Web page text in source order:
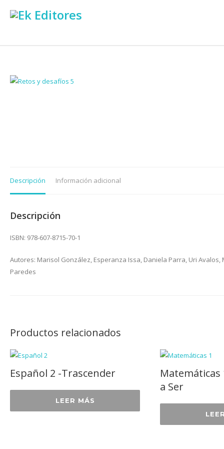
Descripción Información adicional
Descripción
ISBN: 978-607-8715-70-1
Autores: Marisol González, Esperanza Issa, Daniela Parra, Uri
Paredes
Productos relacionados
Español 2 -Trascender
LEER MÁS
a Ser